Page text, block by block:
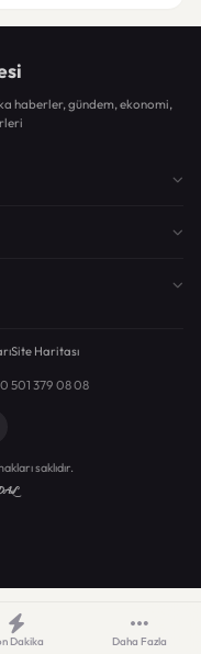
haberler, gündem, ekonomi,
Site Haritası
501 379 08 08
saklıdır.
Dakika Daha Fazla